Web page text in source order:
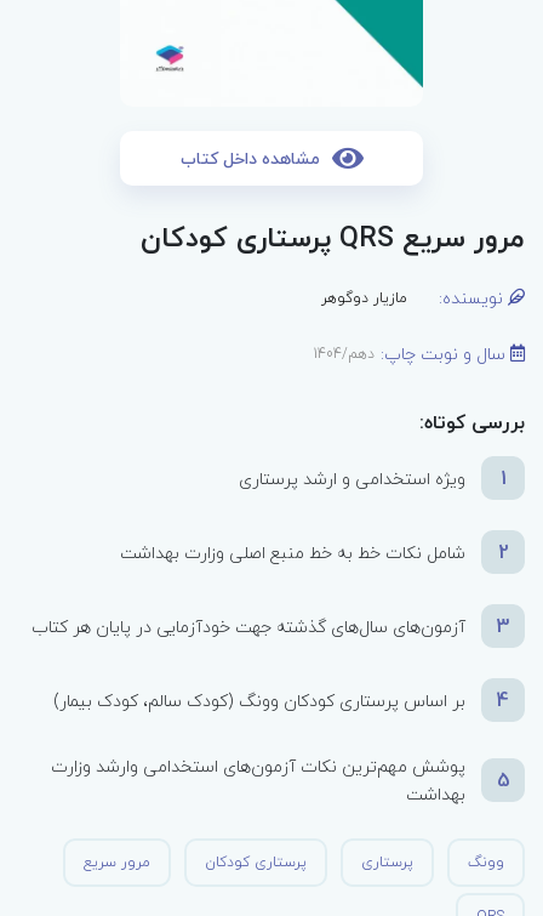
مشاهده داخل کتاب
مرور سریع QRS پرستاری کودکان
نویسنده: مازیار دوگوهر
سال و نوبت چاپ: دهم/1404
بررسی کوتاه:
1
ویژه استخدامی و ارشد پرستاری
2 شامل نکات خط به خط منبع اصلی وزارت بهداشت
3 آزمون‌های سال‌های گذشته جهت خودآزمایی در پایان هر کتاب
4 بر اساس پرستاری کودکان وونگ (کودک سالم، کودک بیمار)
5
پوشش مهم‌ترین نکات آزمون‌های استخدامی وارشد وزارت
بهداشت
وونگ پرستاری پرستاری کودکان مرور سریع